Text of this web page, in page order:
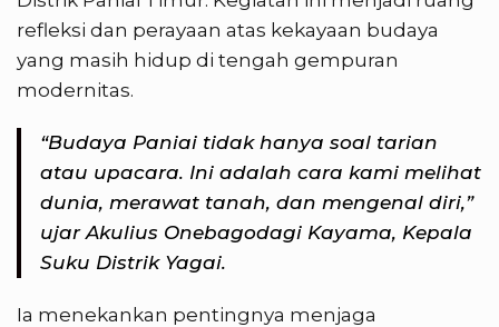
refleksi dan perayaan atas kekayaan budaya
yang masih hidup di tengah gempuran
modernitas.
“Budaya Paniai tidak hanya soal tarian
atau upacara. Ini adalah cara kami melihat
dunia, merawat tanah, dan mengenal diri,”
ujar Akulius Onebagodagi Kayama, Kepala
Suku Distrik Yagai.
Ia menekankan pentingnya menjaga